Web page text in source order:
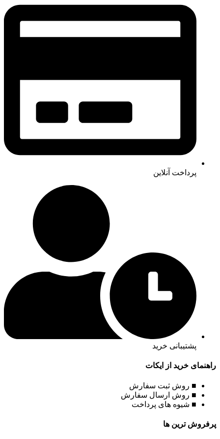
پرداخت آنلاین
پشتیبانی خرید
راهنمای خرید از ایکات
■ روش ثبت سفارش
■ روش ارسال سفارش
■ شیوه های پرداخت
پرفروش ترین ها